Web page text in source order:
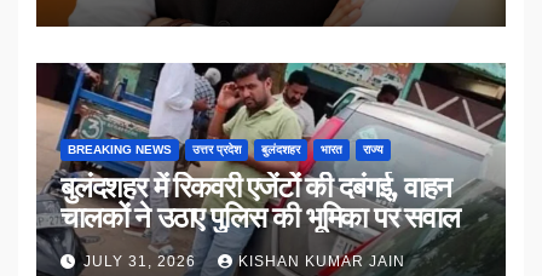
BREAKING NEWS उत्तर प्रदेश बुलंदशहर भारत राज्य
बुलंदशहर में रिकवरी एजेंटों की दबंगई, वाहन
चालकों ने उठाए पुलिस की भूमिका पर सवाल
JULY 31, 2026 KISHAN KUMAR JAIN